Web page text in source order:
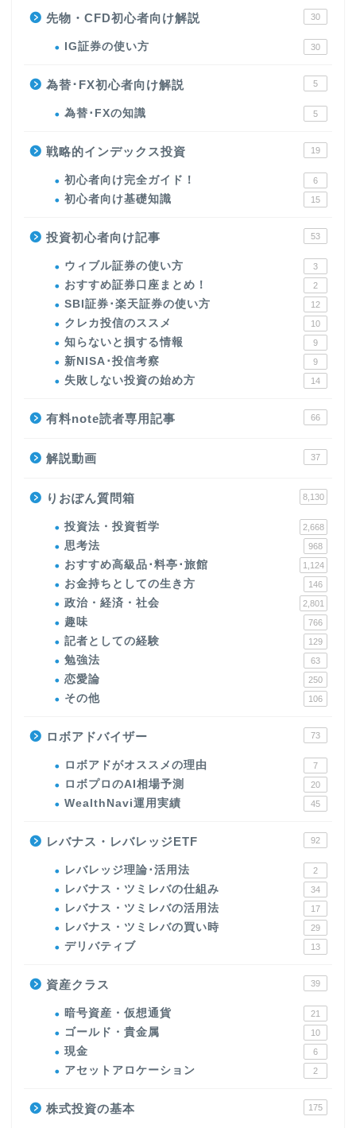
先物・CFD初心者向け解説 30
IG証券の使い方 30
為替･FX初心者向け解説 5
為替･FXの知識 5
戦略的インデックス投資 19
初心者向け完全ガイド！ 6
初心者向け基礎知識 15
投資初心者向け記事 53
ウィブル証券の使い方 3
おすすめ証券口座まとめ！ 2
SBI証券･楽天証券の使い方 12
クレカ投信のススメ 10
知らないと損する情報 9
新NISA･投信考察 9
失敗しない投資の始め方 14
有料note読者専用記事 66
解説動画 37
りおぽん質問箱 8,130
投資法・投資哲学 2,668
思考法 968
おすすめ高級品･料亭･旅館 1,124
お金持ちとしての生き方 146
政治・経済・社会 2,801
趣味 766
記者としての経験 129
勉強法 63
恋愛論 250
その他 106
ロボアドバイザー 73
ロボアドがオススメの理由 7
ロボプロのAI相場予測 20
WealthNavi運用実績 45
レバナス・レバレッジETF 92
レバレッジ理論･活用法 2
レバナス・ツミレバの仕組み 34
レバナス・ツミレバの活用法 17
レバナス・ツミレバの買い時 29
デリバティブ 13
資産クラス 39
暗号資産・仮想通貨 21
ゴールド・貴金属 10
現金 6
アセットアロケーション 2
株式投資の基本 175